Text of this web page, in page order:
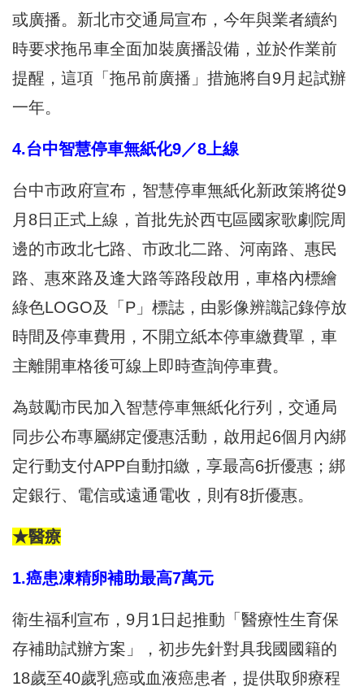
或廣播。新北市交通局宣布，今年與業者續約
時要求拖吊車全面加裝廣播設備，並於作業前
提醒，這項「拖吊前廣播」措施將自9月起試辦
一年。
4.台中智慧停車無紙化9／8上線
台中市政府宣布，智慧停車無紙化新政策將從9
月8日正式上線，首批先於西屯區國家歌劇院周
邊的市政北七路、市政北二路、河南路、惠民
路、惠來路及逢大路等路段啟用，車格內標繪
綠色LOGO及「P」標誌，由影像辨識記錄停放
時間及停車費用，不開立紙本停車繳費單，車
主離開車格後可線上即時查詢停車費。
為鼓勵市民加入智慧停車無紙化行列，交通局
同步公布專屬綁定優惠活動，啟用起6個月內綁
定行動支付APP自動扣繳，享最高6折優惠；綁
定銀行、電信或遠通電收，則有8折優惠。
★醫療
1.癌患凍精卵補助最高7萬元
衛生福利宣布，9月1日起推動「醫療性生育保
存補助試辦方案」，初步先針對具我國國籍的
18歲至40歲乳癌或血液癌患者，提供取卵療程